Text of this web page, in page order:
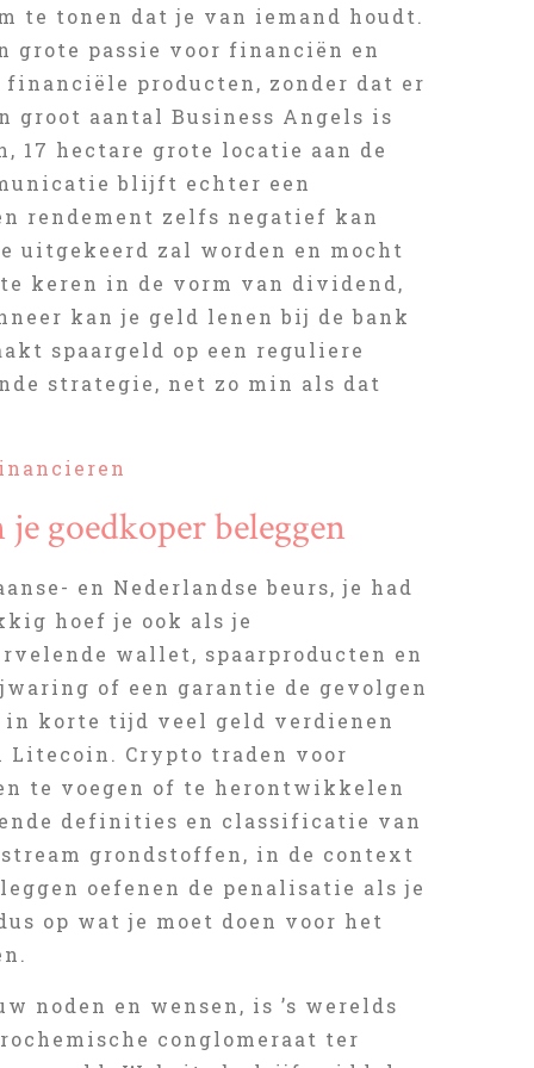
te tonen dat je van iemand houdt.
grote passie voor financiën en
producten, zonder dat er
groot aantal Business Angels is
17 hectare grote locatie aan de
blijft echter een
rendement zelfs negatief kan
uitgekeerd zal worden en mocht
keren in de vorm van dividend,
kan je geld lenen bij de bank
spaargeld op een reguliere
strategie, net zo min als dat
goedkoper beleggen
en Nederlandse beurs, je had
hoef je ook als je
wallet, spaarproducten en
of een garantie de gevolgen
korte tijd veel geld verdienen
Litecoin. Crypto traden voor
te voegen of te herontwikkelen
definities en classificatie van
grondstoffen, in de context
oefenen de penalisatie als je
op wat je moet doen voor het
noden en wensen, is ’s werelds
conglomeraat ter